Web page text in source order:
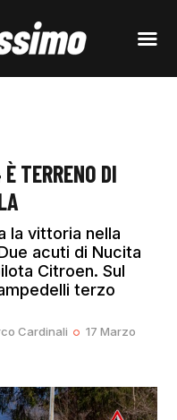
TERRENO DI
la vittoria nella
acuti di Nucita
Citroen. Sul
terzo
Cardinali
17 Marzo